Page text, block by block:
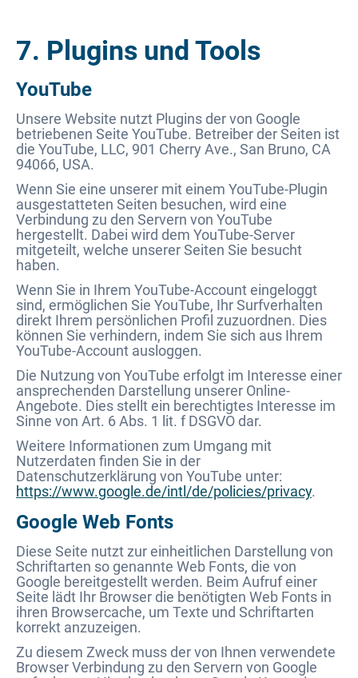
7. Plugins und Tools
YouTube
Unsere Website nutzt Plugins der von Google
betriebenen Seite YouTube. Betreiber der Seiten ist
die YouTube, LLC, 901 Cherry Ave., San Bruno, CA
94066, USA.
Wenn Sie eine unserer mit einem YouTube-Plugin
ausgestatteten Seiten besuchen, wird eine
Verbindung zu den Servern von YouTube
hergestellt. Dabei wird dem YouTube-Server
mitgeteilt, welche unserer Seiten Sie besucht
haben.
Wenn Sie in Ihrem YouTube-Account eingeloggt
sind, ermöglichen Sie YouTube, Ihr Surfverhalten
direkt Ihrem persönlichen Profil zuzuordnen. Dies
können Sie verhindern, indem Sie sich aus Ihrem
YouTube-Account ausloggen.
Die Nutzung von YouTube erfolgt im Interesse einer
ansprechenden Darstellung unserer Online-
Angebote. Dies stellt ein berechtigtes Interesse im
Sinne von Art. 6 Abs. 1 lit. f DSGVO dar.
Weitere Informationen zum Umgang mit
Nutzerdaten finden Sie in der
Datenschutzerklärung von YouTube unter:
https://www.google.de/intl/de/policies/privacy.
Google Web Fonts
Diese Seite nutzt zur einheitlichen Darstellung von
Schriftarten so genannte Web Fonts, die von
Google bereitgestellt werden. Beim Aufruf einer
Seite lädt Ihr Browser die benötigten Web Fonts in
ihren Browsercache, um Texte und Schriftarten
korrekt anzuzeigen.
Zu diesem Zweck muss der von Ihnen verwendete
Browser Verbindung zu den Servern von Google